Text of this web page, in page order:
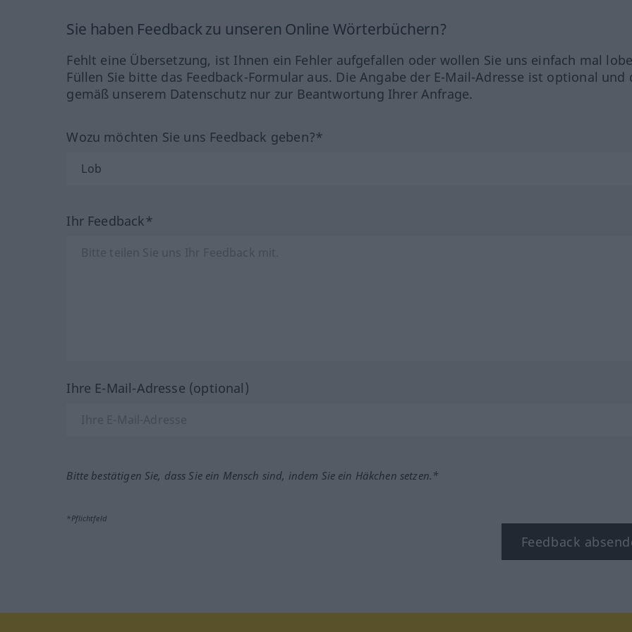
Sie haben Feedback zu unseren Online Wörterbüchern?
Fehlt eine Übersetzung, ist Ihnen ein Fehler aufgefallen oder wollen Sie uns einfach mal
Füllen Sie bitte das Feedback-Formular aus. Die Angabe der E-Mail-Adresse ist optional und
gemäß unserem Datenschutz nur zur Beantwortung Ihrer Anfrage.
Wozu möchten Sie uns Feedback geben?*
Ihr Feedback*
Ihre E-Mail-Adresse (optional)
Bitte bestätigen Sie, dass Sie ein Mensch sind, indem Sie ein Häkchen setzen.*
*Pflichtfeld
Feedback